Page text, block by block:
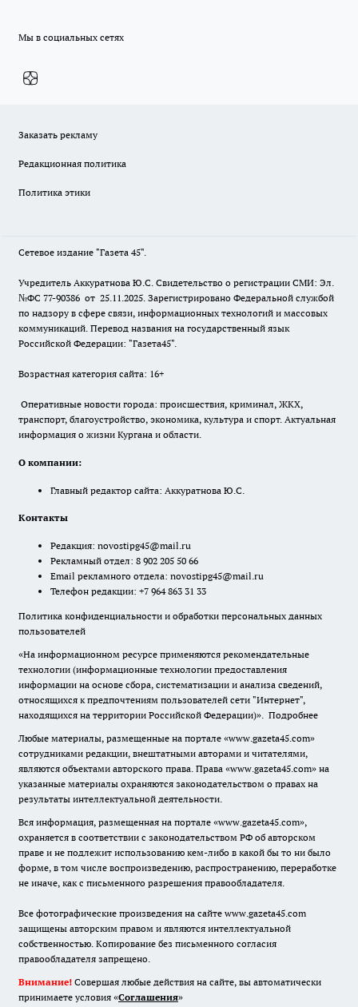
Мы в социальных сетях
Заказать рекламу
Редакционная политика
Политика этики
Сетевое издание "Газета 45".
Учредитель Аккуратнова Ю.С. Свидетельство о регистрации СМИ: Эл.
№ФС 77-90386 от 25.11.2025. Зарегистрировано Федеральной службой
по надзору в сфере связи, информационных технологий и массовых
коммуникаций. Перевод названия на государственный язык
Российской Федерации: "Газета45".
Возрастная категория сайта: 16+
Оперативные новости города: происшествия, криминал, ЖКХ,
транспорт, благоустройство, экономика, культура и спорт. Актуальная
информация о жизни Кургана и области.
О компании:
Главный редактор сайта: Аккуратнова Ю.С.
Контакты
Редакция: novostipg45@mail.ru
Рекламный отдел: 8 902 205 50 66
Email рекламного отдела: novostipg45@mail.ru
Телефон редакции: +7 964 863 31 33
Политика конфиденциальности и обработки персональных данных
пользователей
«На информационном ресурсе применяются рекомендательные
технологии (информационные технологии предоставления
информации на основе сбора, систематизации и анализа сведений,
относящихся к предпочтениям пользователей сети "Интернет",
находящихся на территории Российской Федерации)». Подробнее
Любые материалы, размещенные на портале «www.gazeta45.com»
сотрудниками редакции, внештатными авторами и читателями,
являются объектами авторского права. Права «www.gazeta45.com» на
указанные материалы охраняются законодательством о правах на
результаты интеллектуальной деятельности.
Вся информация, размещенная на портале «www.gazeta45.com»,
охраняется в соответствии с законодательством РФ об авторском
праве и не подлежит использованию кем-либо в какой бы то ни было
форме, в том числе воспроизведению, распространению, переработке
не иначе, как с письменного разрешения правообладателя.
Все фотографические произведения на сайте www.gazeta45.com
защищены авторским правом и являются интеллектуальной
собственностью. Копирование без письменного согласия
правообладателя запрещено.
Внимание! Совершая любые действия на сайте, вы автоматически
принимаете условия «Cоглашения»